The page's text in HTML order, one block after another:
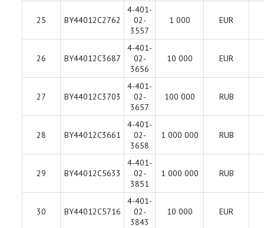
25 BY44012C2762
4-401-
02-
3557
1 000 EUR
26 BY44012C3687
4-401-
02-
3656
10 000 EUR
27 BY44012C3703
4-401-
02-
3657
100 000 RUB
28 BY44012C3661
4-401-
02-
3658
1 000 000 RUB
29 BY44012C5633
4-401-
02-
3851
1 000 000 RUB
30 BY44012C5716
4-401-
02-
3843
10 000 EUR